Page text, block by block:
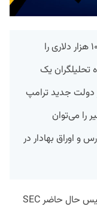
قیمت بزرگترین رمزارز جهان بالاخره مرز ۱۰۰ هزار دلاری را
تحلیلگران یک
دولت جدید ترامپ
را می‌توان
و اوراق بهادار در
به گزارش پیوست، در حالی که گری گنسلر، رئیس حال حاضر SEC